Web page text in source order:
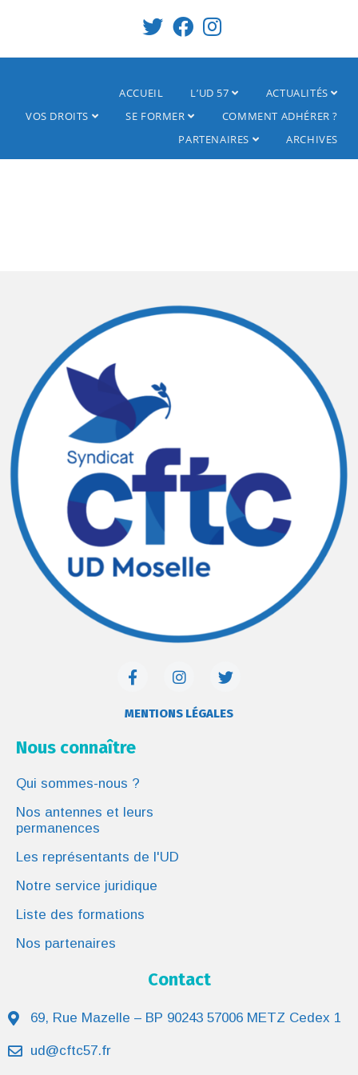
ACCUEIL L’UD 57
ACTUALITÉS
VOS DROITS
SE FORMER
COMMENT ADHÉRER ?
PARTENAIRES
ARCHIVES
MENTIONS LÉGALES
Nous connaître
Qui sommes-nous ?
Nos antennes et leurs
permanences
Les représentants de l'UD
Notre service juridique
Liste des formations
Nos partenaires
Contact
69, Rue Mazelle – BP 90243 57006 METZ Cedex 1
ud@cftc57.fr